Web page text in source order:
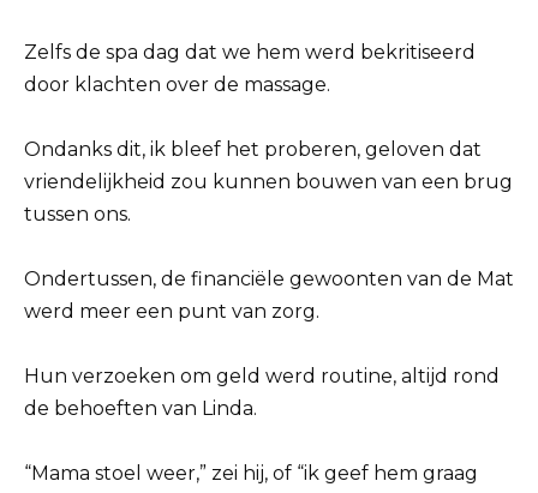
Zelfs de spa dag dat we hem werd bekritiseerd
door klachten over de massage.
Ondanks dit, ik bleef het proberen, geloven dat
vriendelijkheid zou kunnen bouwen van een brug
tussen ons.
Ondertussen, de financiële gewoonten van de Mat
werd meer een punt van zorg.
Hun verzoeken om geld werd routine, altijd rond
de behoeften van Linda.
“Mama stoel weer,” zei hij, of “ik geef hem graag